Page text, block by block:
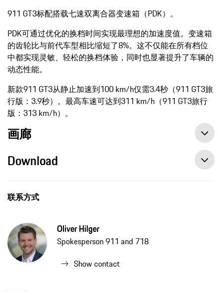
911 GT3标配搭载七速双离合器变速箱（PDK）。
PDK可通过优化的换档时间实现最理想的加速度值。变速箱
的齿轮比与前代车型相比缩短了8%。这不仅能在所有档位
中都实现灵敏、轻松的换档体验，同时也显著提升了车辆的
动态性能。
新款911 GT3从静止加速到100 km/h仅需3.4秒（911 GT3旅
行版：3.9秒）。最高车速可达到311 km/h（911 GT3旅行
版：313 km/h）。
画廊
Download
联系方式
Oliver Hilger
Spokesperson 911 and 718
Show contact